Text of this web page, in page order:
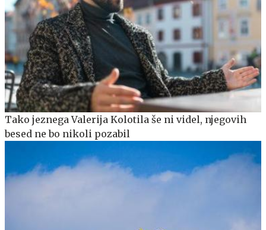
Tako jeznega Valerija Kolotila še ni videl, njegovih
besed ne bo nikoli pozabil